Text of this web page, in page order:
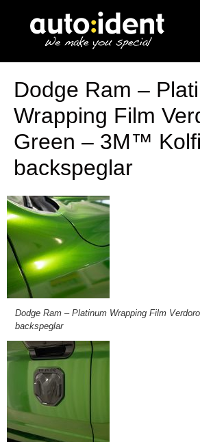
Dodge Ram –
Wrapping Film
Green – 3M™
backspeglar
Dodge Ram – Platinum Wrapping Film
backspeglar